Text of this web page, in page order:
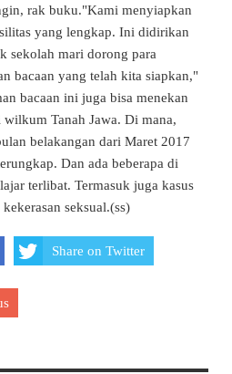
rak buku."Kami menyiapkan
yang lengkap. Ini didirikan
sekolah mari dorong para
bacaan yang telah kita siapkan,"
bacaan ini juga bisa menekan
Tanah Jawa. Di mana,
belakangan dari Maret 2017
Dan ada beberapa di
terlibat. Termasuk juga kasus
seksual.(ss)
Share on Twitter